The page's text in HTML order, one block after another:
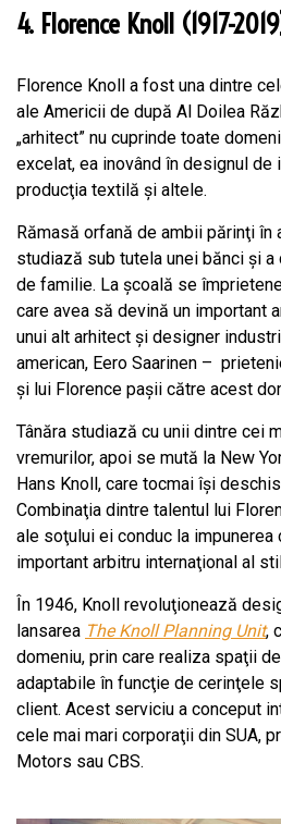
4. Florence Knoll (1917-
Florence Knoll a fost una dintre
ale Americii de după Al Doilea
„arhitect” nu cuprinde toate
excelat, ea inovând în designul de
producţia textilă şi altele.
Rămasă orfană de ambii părinţi
studiază sub tutela unei bănci şi
de familie. La şcoală se
care avea să devină un important
unui alt arhitect și designer
american, Eero Saarinen –
şi lui Florence paşii către acest
Tânăra studiază cu unii dintre cei
vremurilor, apoi se mută la New
Hans Knoll, care tocmai îşi
Combinaţia dintre talentul lui
ale soţului ei conduc la impunerea
important arbitru internaţional al
În 1946, Knoll revoluţionează
lansarea The Knoll Planning Unit,
domeniu, prin care realiza spaţii
adaptabile în funcţie de cerinţele
client. Acest serviciu a conceput
cele mai mari corporaţii din SUA,
Motors sau CBS.